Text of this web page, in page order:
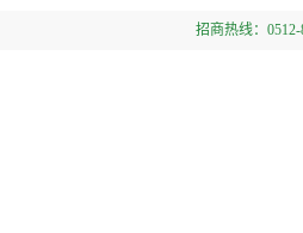
招商热线：0512-